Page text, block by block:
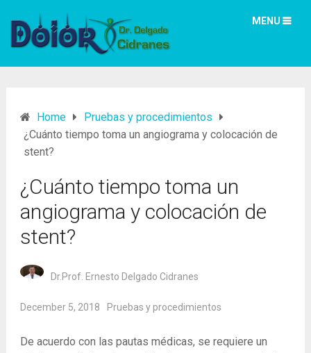
MENU
Home
Pruebas y procedimientos
¿Cuánto tiempo toma un angiograma y colocación de
stent?
¿Cuánto tiempo toma un
angiograma y colocación de
stent?
Dr.Prof. Ernesto Delgado Cidranes
December 5, 2018 Pruebas y procedimientos
De acuerdo con las pautas médicas, se requiere un